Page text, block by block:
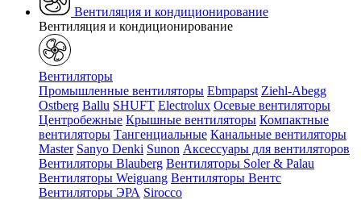
Вентиляция и кондиционирование
Вентиляция и кондиционирование
Вентиляторы
Промышленные вентиляторы Ebmpapst Ziehl-Abegg
Ostberg Ballu SHUFT Electrolux Осевые вентиляторы
Центробежные Крышные вентиляторы Компактные
вентиляторы Тангенциальные Канальные вентиляторы
Master Sanyo Denki Sunon Аксессуары для вентиляторов
Вентиляторы Blauberg Вентиляторы Soler & Palau
Вентиляторы Weiguang Вентиляторы Вентс
Вентиляторы ЭРА Sirocco